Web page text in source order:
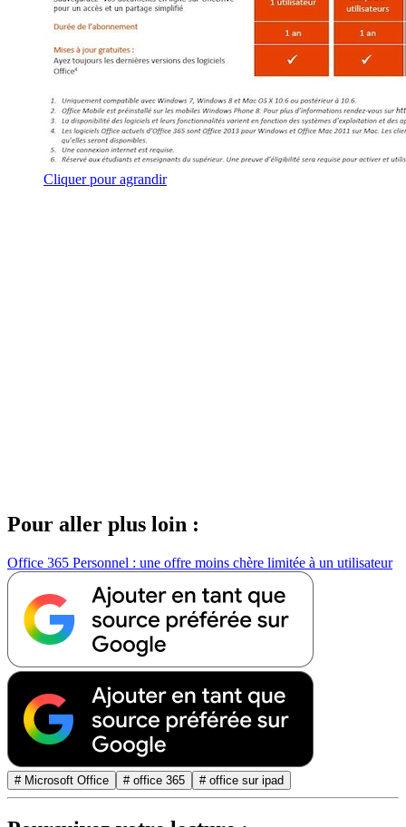
Cliquer pour agrandir
Pour aller plus loin :
Office 365 Personnel : une offre moins chère limitée à un utilisateur
# Microsoft Office # office 365 # office sur ipad